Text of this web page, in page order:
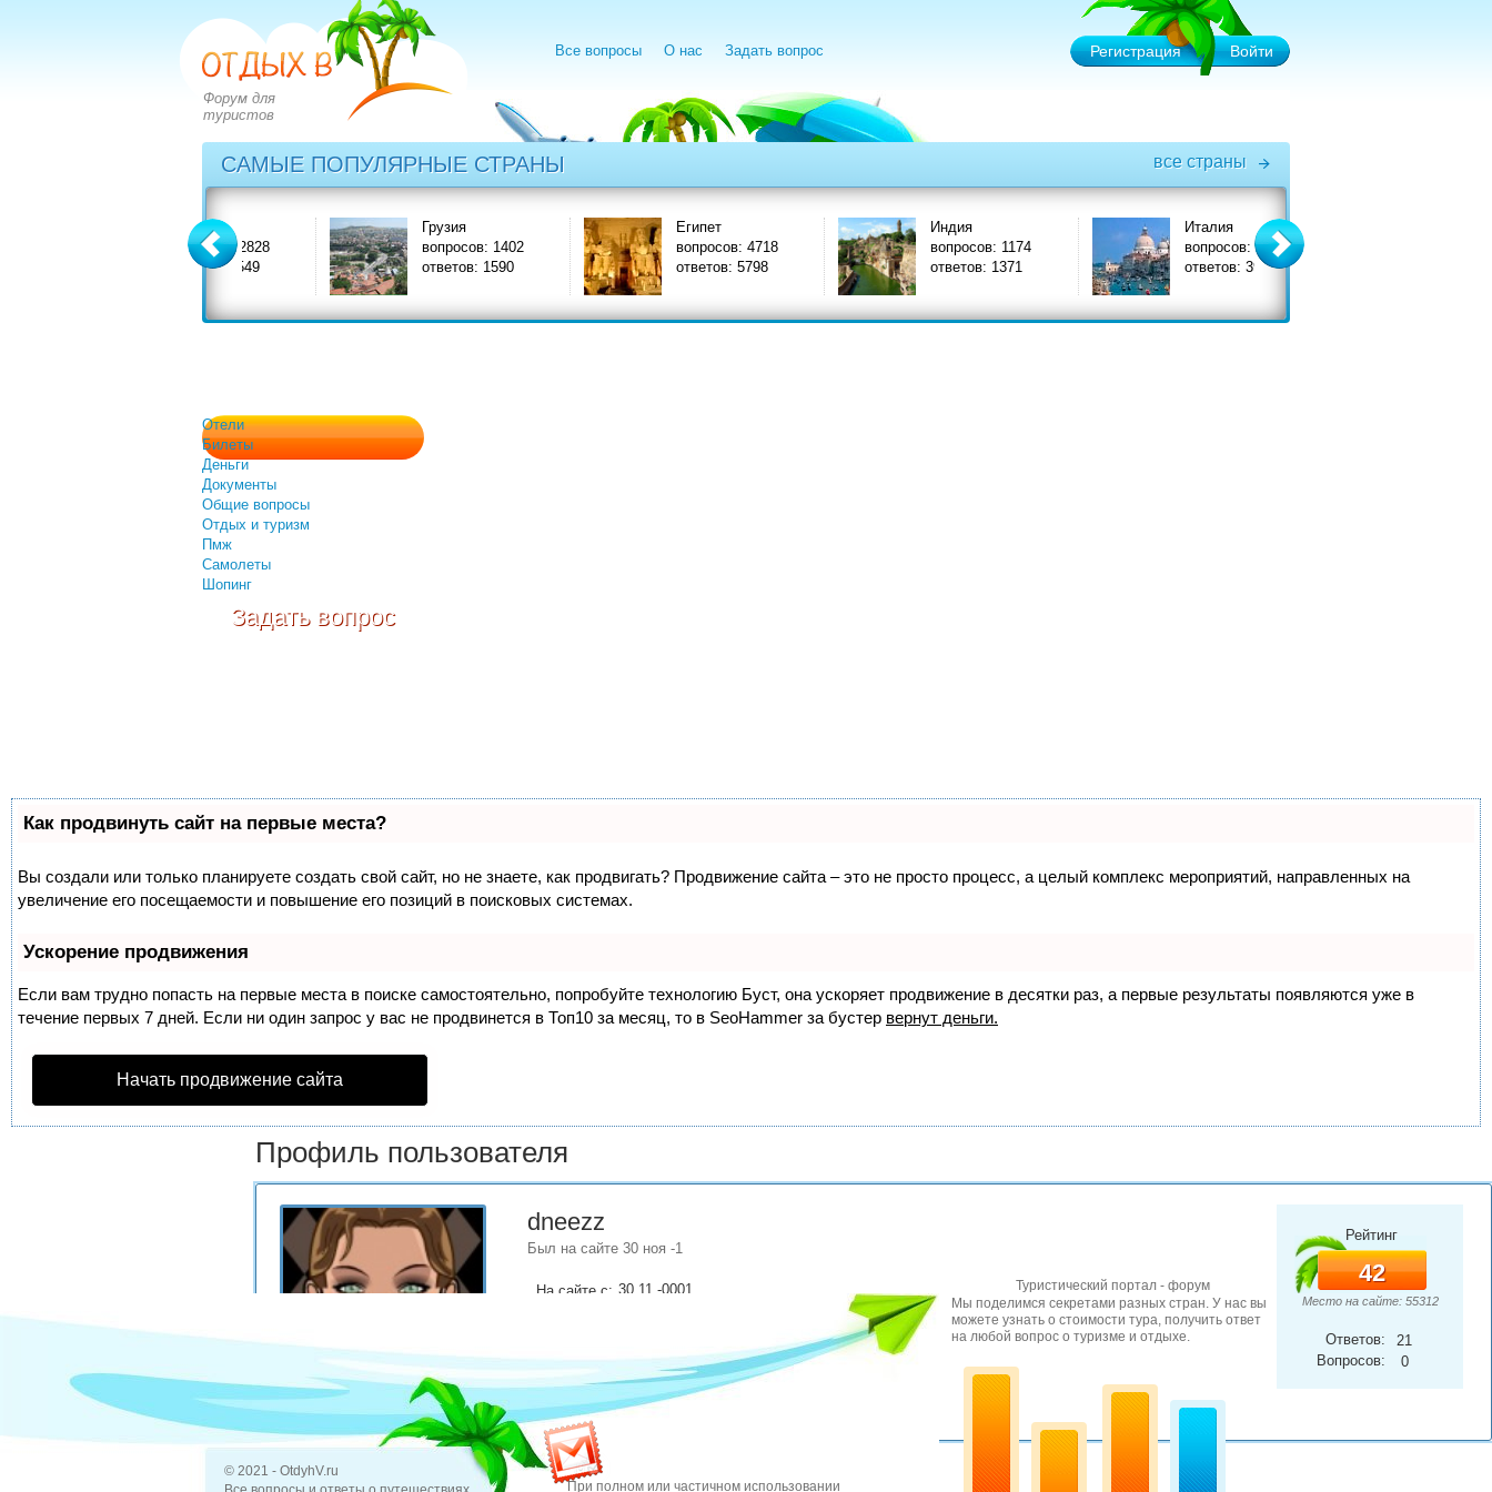
Форум для
туристов
Все вопросы О нас Задать вопрос Регистрация Войти
САМЫЕ ПОПУЛЯРНЫЕ СТРАНЫ все страны
вопросов: 2828
ответов: 3549
Грузия
вопросов: 1402
ответов: 1590
Египет
вопросов: 4718
ответов: 5798
Индия
вопросов: 1174
ответов: 1371
Италия
вопросов: 3575
ответов: 3908
Отели
Билеты
Деньги
Документы
Общие вопросы
Отдых и туризм
Пмж
Самолеты
Шопинг
Задать вопрос
Как продвинуть сайт на первые места?
Вы создали или только планируете создать свой сайт, но не знаете, как продвигать? Продвижение сайта – это не просто процесс, а целый комплекс мероприятий, направленных на
увеличение его посещаемости и повышение его позиций в поисковых системах.
Ускорение продвижения
Если вам трудно попасть на первые места в поиске самостоятельно, попробуйте технологию Буст, она ускоряет продвижение в десятки раз, а первые результаты появляются уже в
течение первых 7 дней. Если ни один запрос у вас не продвинется в Топ10 за месяц, то в SeoHammer за бустер вернут деньги.
Начать продвижение сайта
Профиль пользователя
Рейтинг
42
Место на сайте: 55312
Ответов:
21
Вопросов:
0
dneezz
Был на сайте 30 ноя -1
На сайте с: 30.11.-0001
© 2021 - OtdyhV.ru
При полном или частичном использовании
Туристический портал - форум
Мы поделимся секретами разных стран. У нас вы
можете узнать о стоимости тура, получить ответ
на любой вопрос о туризме и отдыхе.